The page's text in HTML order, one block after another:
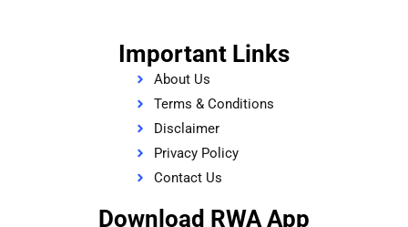
Important Links
About Us
Terms & Conditions
Disclaimer
Privacy Policy
Contact Us
Download RWA App